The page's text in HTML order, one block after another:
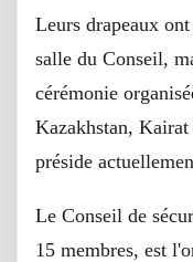
Leurs drapeaux
salle du Conseil,
cérémonie
Kazakhstan,
préside
Le Conseil de
15 membres, est